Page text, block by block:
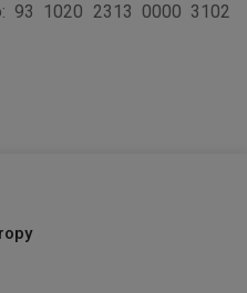
93 1020 2313 0000 3102